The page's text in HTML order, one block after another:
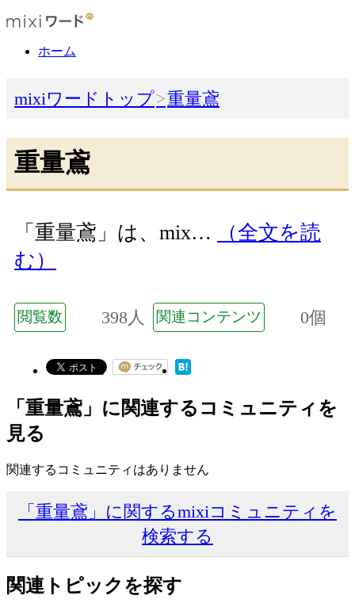
ホーム
mixiワードトップ 重量鳶
重量鳶
「重量鳶」は、mix…
（全文を読
む）
閲覧数 398人 関連コンテンツ 0個
「重量鳶」に関連するコミュニティを
見る
関連するコミュニティはありません
「重量鳶」に関するmixiコミュニティを
検索する
関連トピックを探す